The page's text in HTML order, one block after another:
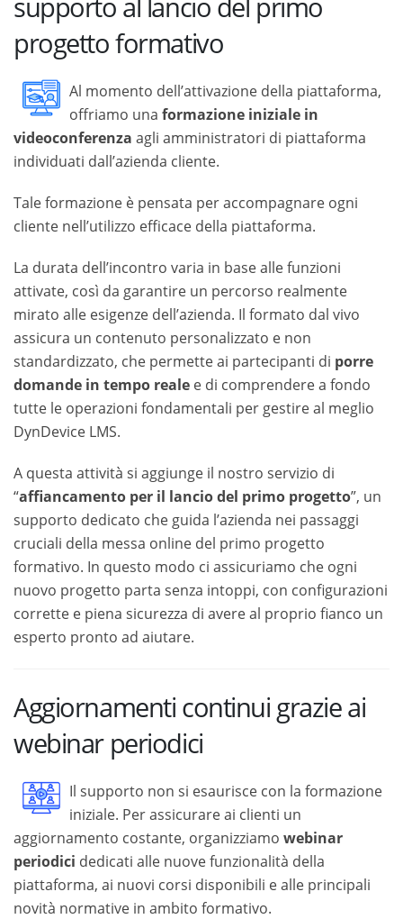
progetto formativo
Al momento dell’attivazione della piattaforma,
offriamo una formazione iniziale in
videoconferenza agli amministratori di piattaforma
individuati dall’azienda cliente.
Tale formazione è pensata per accompagnare ogni
cliente nell’utilizzo efficace della piattaforma.
La durata dell’incontro varia in base alle funzioni
attivate, così da garantire un percorso realmente
mirato alle esigenze dell’azienda. Il formato dal vivo
assicura un contenuto personalizzato e non
standardizzato, che permette ai partecipanti di porre
domande in tempo reale e di comprendere a fondo
tutte le operazioni fondamentali per gestire al meglio
DynDevice LMS.
A questa attività si aggiunge il nostro servizio di
“affiancamento per il lancio del primo progetto”, un
supporto dedicato che guida l’azienda nei passaggi
cruciali della messa online del primo progetto
formativo. In questo modo ci assicuriamo che ogni
nuovo progetto parta senza intoppi, con configurazioni
corrette e piena sicurezza di avere al proprio fianco un
esperto pronto ad aiutare.
Aggiornamenti continui grazie ai
webinar periodici
Il supporto non si esaurisce con la formazione
iniziale. Per assicurare ai clienti un
aggiornamento costante, organizziamo webinar
periodici dedicati alle nuove funzionalità della
piattaforma, ai nuovi corsi disponibili e alle principali
novità normative in ambito formativo.